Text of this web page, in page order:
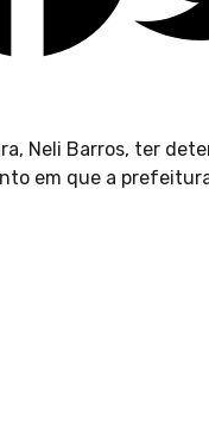
Neli Barros, ter
em que a